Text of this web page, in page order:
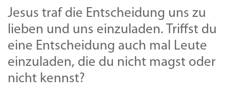
Jesus traf die Entscheidung uns zu
lieben und uns einzuladen. Triffst du
eine Entscheidung auch mal Leute
einzuladen, die du nicht magst oder
nicht kennst?